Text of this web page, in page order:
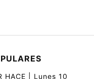
HACE | Lunes 10